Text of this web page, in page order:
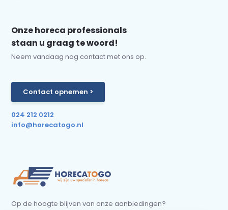
Onze horeca professionals
staan u graag te woord!
Neem vandaag nog contact met ons op.
Contact opnemen >
024 212 0212
info@horecatogo.nl
Op de hoogte blijven van onze aanbiedingen?